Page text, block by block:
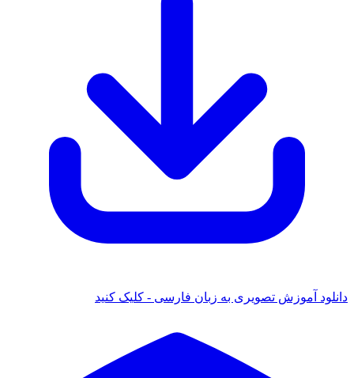
دانلود آموزش تصویری به زبان فارسی - کلیک کنید